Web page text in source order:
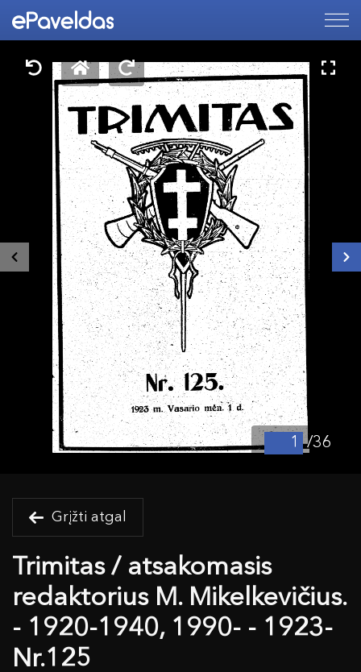
/36
Grįžti atgal
Trimitas / atsakomasis
redaktorius M. Mikelkevičius.
- 1920-1940, 1990- - 1923-
Nr.125